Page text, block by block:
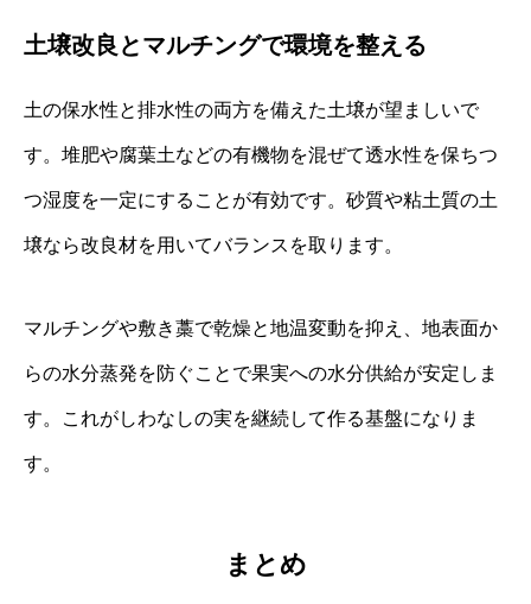
土壌改良とマルチングで環境を整える
土の保水性と排水性の両方を備えた土壌が望ましいで
す。堆肥や腐葉土などの有機物を混ぜて透水性を保ちつ
つ湿度を一定にすることが有効です。砂質や粘土質の土
壌なら改良材を用いてバランスを取ります。
マルチングや敷き藁で乾燥と地温変動を抑え、地表面か
らの水分蒸発を防ぐことで果実への水分供給が安定しま
す。これがしわなしの実を継続して作る基盤になりま
す。
まとめ